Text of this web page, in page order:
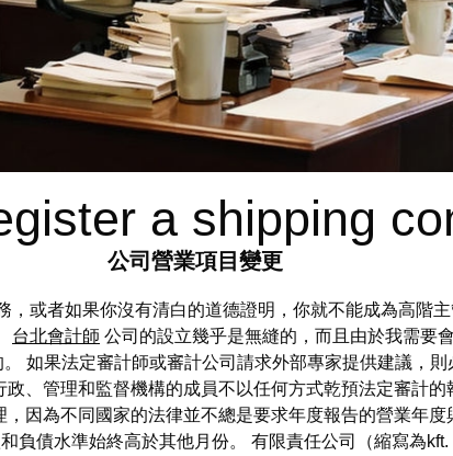
a shipping
公司營業項目變更
或者如果你沒有清白的道德證明，你就不能成為高階
台北會計師 公司的設立幾乎是無縫的，而且由於我需
如果法定審計師或審計公司請求外部專家提供建議，
、管理和監督機構的成員不以任何方式乾預法定審計
因為不同國家的法律並不總是要求年度報告的營業年
負債水準始終高於其他月份。 有限責任公司（縮寫為